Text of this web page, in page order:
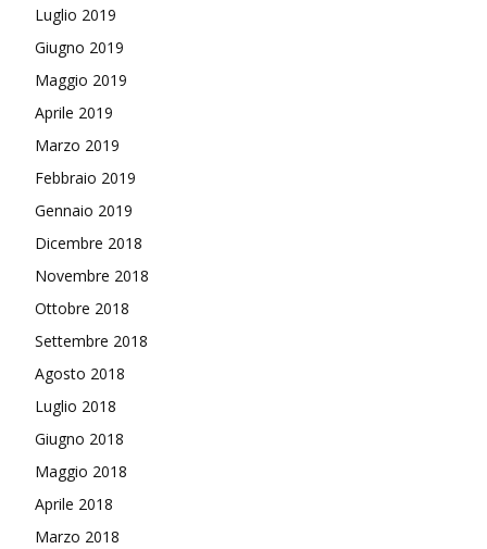
Luglio 2019
Giugno 2019
Maggio 2019
Aprile 2019
Marzo 2019
Febbraio 2019
Gennaio 2019
Dicembre 2018
Novembre 2018
Ottobre 2018
Settembre 2018
Agosto 2018
Luglio 2018
Giugno 2018
Maggio 2018
Aprile 2018
Marzo 2018